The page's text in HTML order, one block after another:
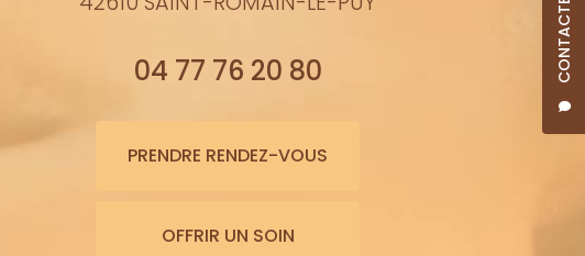
Bienfaits de l'eau
04 77 76 20 80
PRENDRE RENDEZ-VOUS
OFFRIR UN SOIN